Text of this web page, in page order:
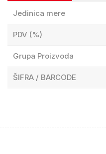
Jedinica mere
PDV (%)
Grupa Proizvoda
ŠIFRA / BARCODE